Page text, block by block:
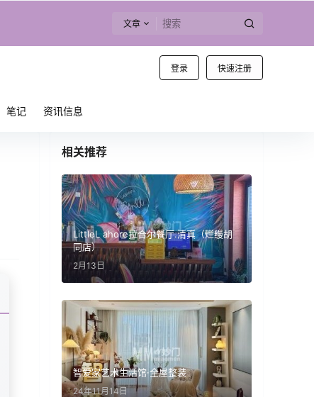
文章
登录 快速注册
笔记 资讯信息
相关推荐
LittleL ahore拉合尔餐厅.清真（烂缦胡
同店）
2月13日
智爱家艺术生活馆·全屋整装
24年11月14日